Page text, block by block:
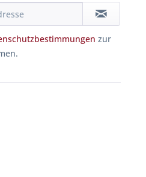
zur